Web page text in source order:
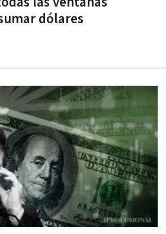
dólares